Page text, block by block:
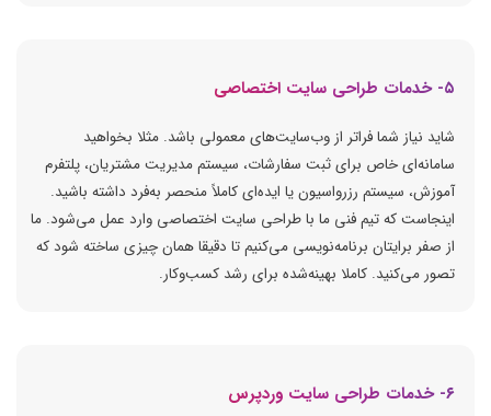
۵- خدمات طراحی سایت اختصاصی
شاید نیاز شما فراتر از وب‌سایت‌های معمولی باشد. مثلا بخواهید
سامانه‌ای خاص برای ثبت سفارشات، سیستم مدیریت مشتریان، پلتفرم
آموزش، سیستم رزرواسیون یا ایده‌ای کاملاً منحصر به‌فرد داشته باشید.
اینجاست که تیم فنی ما با طراحی سایت اختصاصی وارد عمل می‌شود. ما
از صفر برایتان برنامه‌نویسی می‌کنیم تا دقیقا همان چیزی ساخته شود که
تصور می‌کنید. کاملا بهینه‌شده برای رشد کسب‌وکار.
۶- خدمات طراحی سایت وردپرس